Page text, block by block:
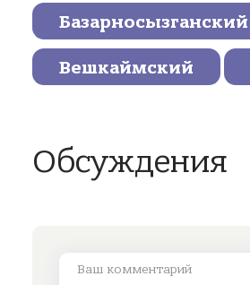
Базарносызганский
Вешкаймский
Обсуждения